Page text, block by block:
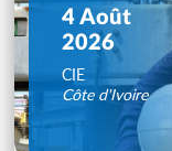
4 Août
2026
CIE
Côte d'Ivoire